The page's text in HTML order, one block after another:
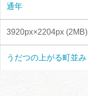
光事業者の皆様へ
通年
3920px×2204px (2MB)
うだつの上がる町並み